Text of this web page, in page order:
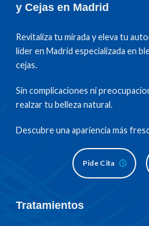
y Cejas en Madrid
Revitaliza tu mirada y eleva tu
líder en Madrid especializada en
cejas.
Sin complicaciones ni
realzar tu belleza natural.
Descubre una apariencia más
Pide Cita
Tratamientos